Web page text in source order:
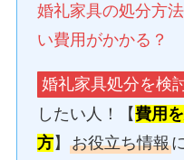
婚礼家具の処分方
い費用がかかる？
婚礼家具処分を検
したい人！【費用
方】お役立ち情報